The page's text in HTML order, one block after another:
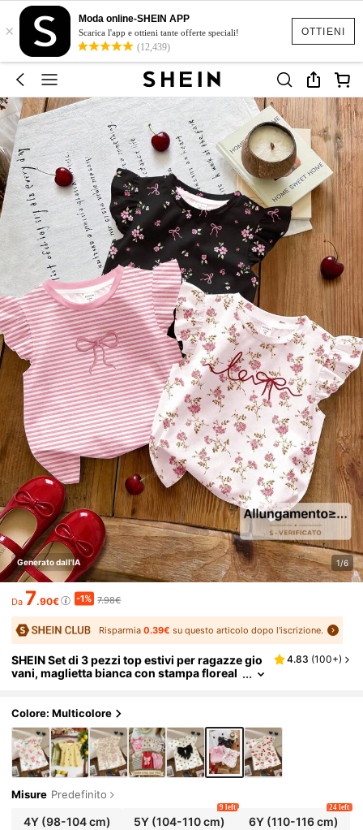
OTTIENI
×
Moda online-SHEIN APP
Scarica l'app e ottieni tante offerte speciali!
(12,439)
Generato dall'IA 1/6
Da 7.90€ -1% 7.98€
Risparmia0.39€ su questo articolo dopo l'iscrizione.
SHEIN Set di 3 pezzi top estivi per ragazze gio
vani, maglietta bianca con stampa floreal
otondo, moda kawaii Y2K
4.83 (100+)
Colore: Multicolore
Misure Predefinito
4Y(98-104 cm) 5Y (104-110 cm)
9 left
6Y(110-116 cm)
24 left